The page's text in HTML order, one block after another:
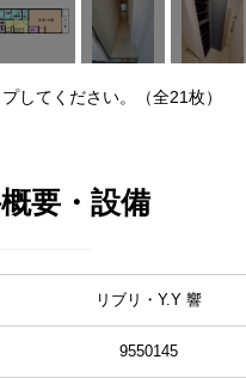
してください。（全21枚）
要・設備
リブリ・Y.Y 響
9550145